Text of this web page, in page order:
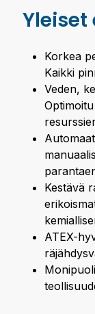
Yleiset
Korkea
Kaikki
Veden,
Kestävä
ATEX-